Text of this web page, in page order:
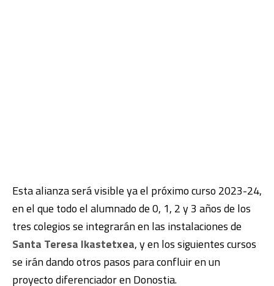
Esta alianza será visible ya el próximo curso 2023-24,
en el que todo el alumnado de 0, 1, 2 y 3 años de los
tres colegios se integrarán en las instalaciones de
Santa Teresa Ikastetxea, y en los siguientes cursos
se irán dando otros pasos para confluir en un
proyecto diferenciador en Donostia.